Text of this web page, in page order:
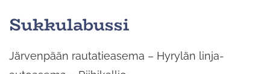
Sukkulabussi
Järvenpään rautatieasema – Hyrylän linja-